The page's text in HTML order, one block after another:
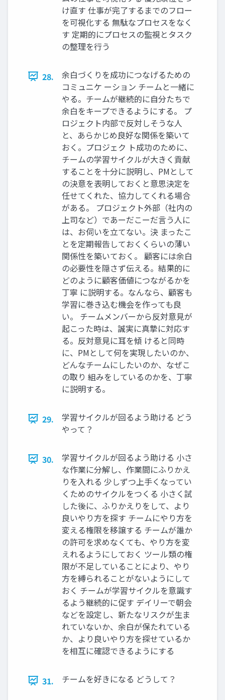
け直す 仕事が完了するまでのフロー
を可視化する 無駄なプロセスをなく
す 定期的にプロセスの監視とタスク
の整理を行う
28.
余白づくりを成功につなげるための
コミュニケ ーション チームと一緒に
やる。チームが継続的に自分たちで
余白をキープできるようにする。 プ
ロジェクト内部で反対しそうな人
と、あらかじめ良好な関係を築いて
おく。プロジェク ト成功のために、
チームの学習サイクルが大きく貢献
することを十分に説明し、PMとして
の決意を表明しておくと意思決定を
任せてくれた、協力してくれる場合
がある。 プロジェクト外部（社内の
上司など）であーだこーだ言う人に
は、お伺いを立てない。決 まったこ
とを定期報告しておくくらいの薄い
関係性を築いておく。 顧客には余白
の必要性を隠さず伝える。結果的に
どのように顧客価値につながるかを
丁寧 に説明する。なんなら、顧客も
学習に巻き込む機会を作っても良
い。 チームメンバーから反対意見が
起こった時は、誠実に真摯に対応す
る。反対意見に耳を傾 けると同時
に、PMとして何を実現したいのか、
どんなチームにしたいのか、なぜこ
の取り 組みをしているのかを、丁寧
に説明する。
29.
学習サイクルが回るよう助ける どう
やって？
30.
学習サイクルが回るよう助ける 小さ
な作業に分解し、作業間にふりかえ
りを入れる 少しずつ上手くなってい
くためのサイクルをつくる 小さく試
した後に、ふりかえりをして、より
良いやり方を探す チームにやり方を
変える権限を移譲する チームが誰か
の許可を求めなくても、やり方を変
えれるようにしておく ツール類の権
限が不足していることにより、やり
方を縛られることがないようにして
おく チームが学習サイクルを意識す
るよう継続的に促す デイリーで朝会
などを設定し、新たなリスクが生ま
れていないか、余白が保たれている
か、より良いやり方を探せているか
を相互に確認できるようにする
31. チームを好きになる どうして？